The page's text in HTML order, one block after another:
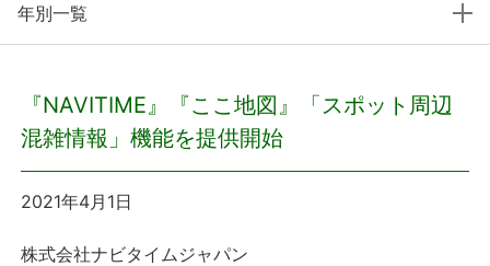
プレスリリース
プレスリリース
おしらせ
年別一覧
『NAVITIME』『ここ地図』「スポット周辺
混雑情報」機能を提供開始
2021年4月1日
株式会社ナビタイムジャパン